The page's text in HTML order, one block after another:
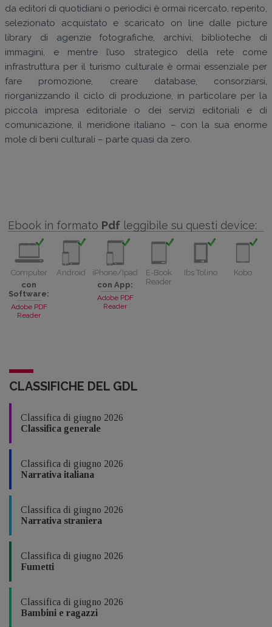
da editori di quotidiani o periodici è ormai ricercato, reperito,
selezionato acquistato e scaricato on line dalle picture
library di agenzie fotografiche, archivi, biblioteche di
immagini, e mentre l’uso strategico della rete come
infrastruttura per il turismo culturale è ormai essenziale per
fare promozione, creare database, consorziarsi,
riorganizzando il ciclo di produzione, in particolare per la
piccola impresa editoriale o dei servizi editoriali e di
comunicazione, il meridione italiano – con la sua enorme
mole di beni culturali – parte quasi da zero.
Ebook in formato Pdf leggibile su questi device:
Computer
con
Software:
Adobe PDF
Reader
Android
iPhone/Ipad
con App:
Adobe PDF
Reader
E-Book
Reader
Ibs Tolino Kobo
CLASSIFICHE DEL GDL
Classifica di giugno 2026
Classifica generale
Classifica di giugno 2026
Narrativa italiana
Classifica di giugno 2026
Narrativa straniera
Classifica di giugno 2026
Fumetti
Classifica di giugno 2026
Bambini e ragazzi